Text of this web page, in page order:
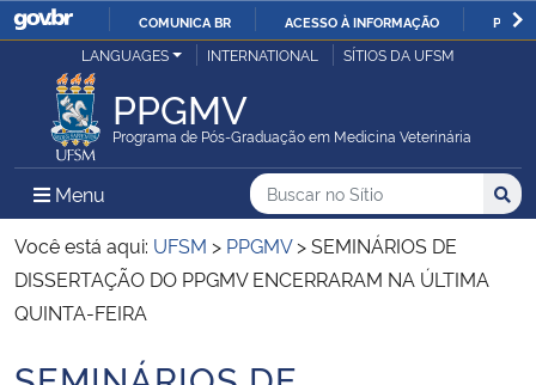
IR
COMUNICA BR ACESSO À INFORMAÇÃO
Ministério da Justiça e Segurança Pública
Ministério da Defesa
Ministério das Relações Exteriores
Ministério da Economia
Ministério da Infraestrutura
LANGUAGES INTERNATIONAL SÍTIOS DA UFSM
PPGMV
Programa de Pós-Graduação em Medicina Veterinária
Menu Menu Principal do Sítio
Busca
Buscar no no Sítio
Busca:
Você está aqui: UFSM > PPGMV>SEMINÁRIOS DE
DISSERTAÇÃO DO PPGMV ENCERRARAM NA ÚLTIMA
QUINTA-FEIRA
Início do conteúdo